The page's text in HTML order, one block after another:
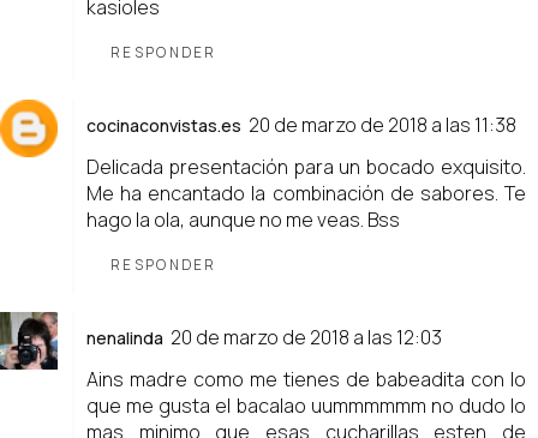
kasioles
RESPONDER
cocinaconvistas.es 20 de marzo de 2018 a las 11:38
Delicada presentación para un bocado exquisito.
Me ha encantado la combinación de sabores. Te
hago la ola, aunque no me veas. Bss
RESPONDER
nenalinda 20 de marzo de 2018 a las 12:03
Ains madre como me tienes de babeadita con lo
que me gusta el bacalao uummmmmm no dudo lo
mas minimo que esas cucharillas esten de